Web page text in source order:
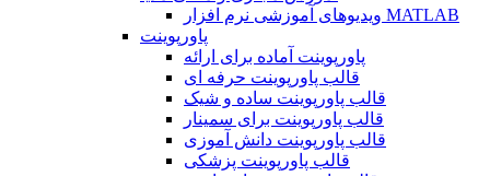
ویدیوهای آموزشی نرم افزار MATLAB
پاورپوینت
پاورپوینت آماده برای ارائه
قالب پاورپوینت حرفه ای
قالب پاورپوینت ساده و شیک
قالب پاورپوینت برای سمینار
قالب پاورپوینت دانش آموزی
قالب پاورپوینت پزشکی